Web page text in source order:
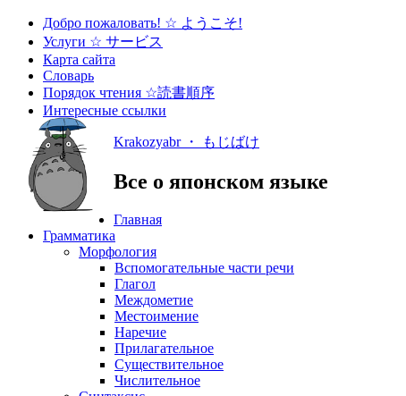
Добро пожаловать! ☆ ようこそ!
Услуги ☆ サービス
Карта сайта
Словарь
Порядок чтения ☆読書順序
Интересные ссылки
Krakozyabr ・ もじばけ
Все о японском языке
Главная
Грамматика
Морфология
Вспомогательные части речи
Глагол
Междометие
Местоимение
Наречие
Прилагательное
Существительное
Числительное